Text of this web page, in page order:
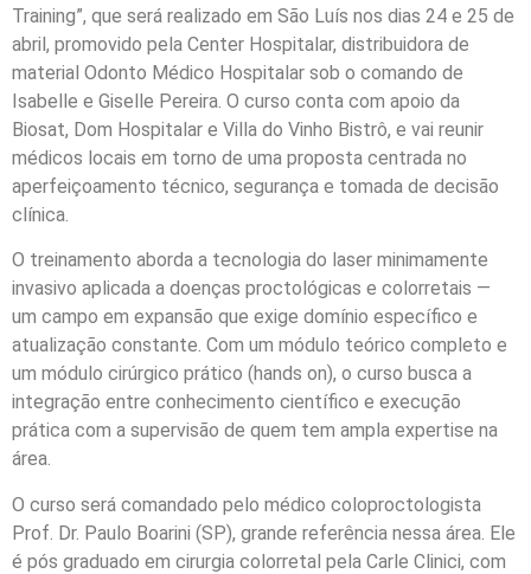
Training”, que será realizado em São Luís nos dias 24 e 25 de
abril, promovido pela Center Hospitalar, distribuidora de
material Odonto Médico Hospitalar sob o comando de
Isabelle e Giselle Pereira. O curso conta com apoio da
Biosat, Dom Hospitalar e Villa do Vinho Bistrô, e vai reunir
médicos locais em torno de uma proposta centrada no
aperfeiçoamento técnico, segurança e tomada de decisão
clínica.
O treinamento aborda a tecnologia do laser minimamente
invasivo aplicada a doenças proctológicas e colorretais —
um campo em expansão que exige domínio específico e
atualização constante. Com um módulo teórico completo e
um módulo cirúrgico prático (hands on), o curso busca a
integração entre conhecimento científico e execução
prática com a supervisão de quem tem ampla expertise na
área.
O curso será comandado pelo médico coloproctologista
Prof. Dr. Paulo Boarini (SP), grande referência nessa área. Ele
é pós graduado em cirurgia colorretal pela Carle Clinici, com